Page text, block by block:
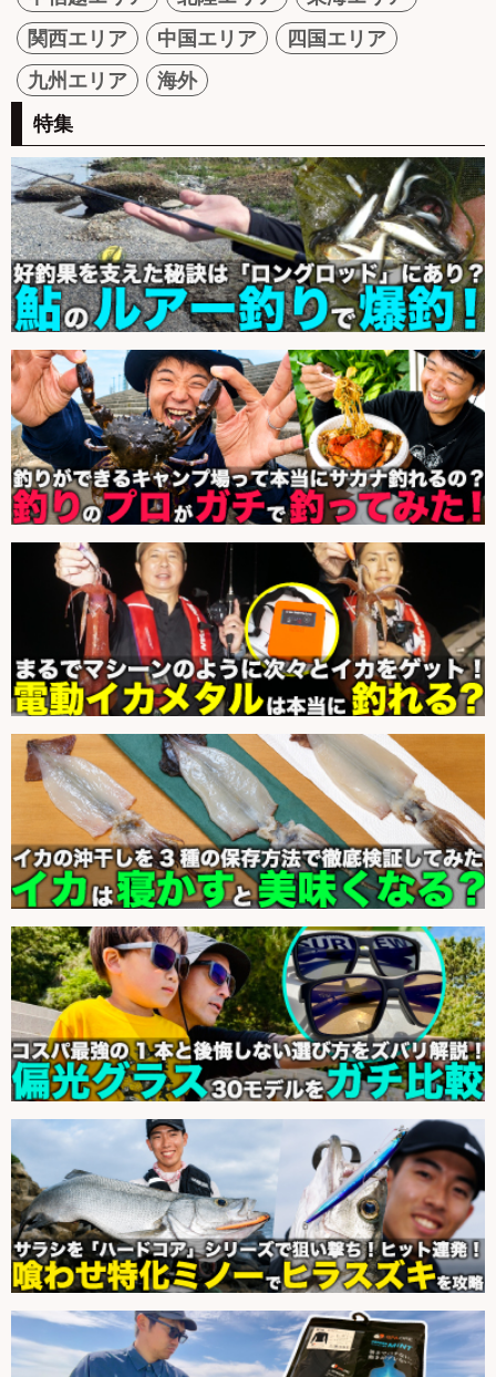
関西エリア
中国エリア
四国エリア
九州エリア
海外
特集